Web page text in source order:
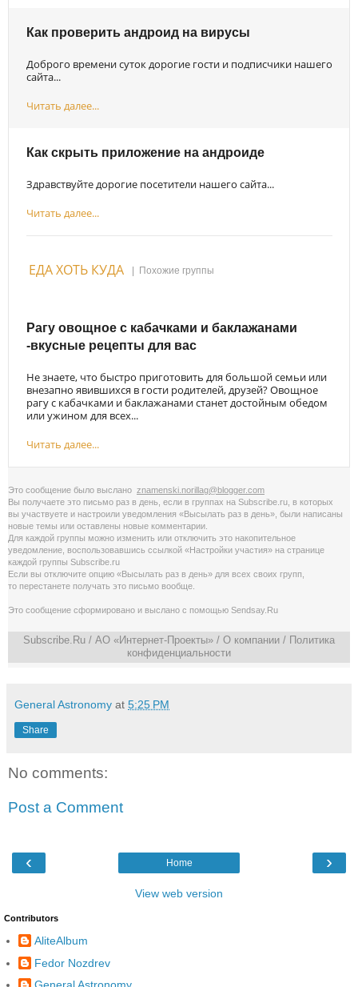
Как проверить андроид на вирусы
Доброго времени суток дорогие гости и подписчики нашего
сайта...
Читать далее...
Как скрыть приложение на андроиде
Здравствуйте дорогие посетители нашего сайта...
Читать далее...
ЕДА ХОТЬ КУДА | Похожие группы
Рагу овощное с кабачками и баклажанами
-вкусные рецепты для вас
Не знаете, что быстро приготовить для большой семьи или
внезапно явившихся в гости родителей, друзей? Овощное
рагу с кабачками и баклажанами станет достойным обедом
или ужином для всех...
Читать далее...
Это сообщение было выслано znamenski.norillag@blogger.com
Вы получаете это письмо раз в день, если в группах на Subscribe.ru, в которых
вы участвуете и настроили уведомления «Высылать раз в день», были написаны
новые темы или оставлены новые комментарии.
Для каждой группы можно изменить или отключить это накопительное
уведомление, воспользовавшись cсылкой «Настройки участия» на странице
каждой группы Subscribe.ru
Если вы отключите опцию «Высылать раз в день» для всех своих групп,
то перестанете получать это письмо вообще.
Это сообщение сформировано и выслано с помощью Sendsay.Ru
Subscribe.Ru / АО «Интернет-Проекты» / О компании / Политика
конфиденциальности
General Astronomy at 5:25 PM
Share
No comments:
Post a Comment
‹ ›
Home
View web version
Contributors
AliteAlbum
Fedor Nozdrev
General Astronomy